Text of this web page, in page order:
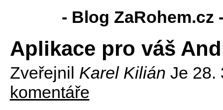
- Blog ZaRohem.cz
Aplikace pro váš
Zveřejnil Karel Kilián Je 28.
komentáře